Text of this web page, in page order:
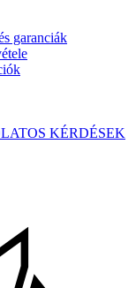
garanciák
KÉRDÉSEK